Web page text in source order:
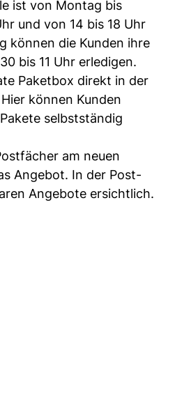
ist von Montag bis
und von 14 bis 18 Uhr
können die Kunden ihre
bis 11 Uhr erledigen.
Paketbox direkt in der
können Kunden
selbstständig
am neuen
Angebot. In der Post-
Angebote ersichtlich.